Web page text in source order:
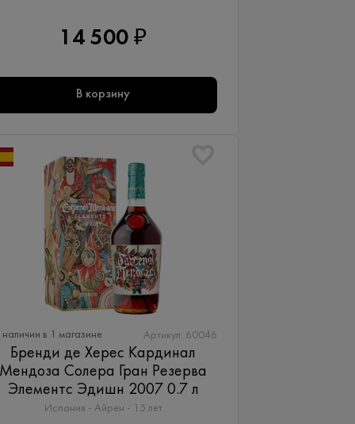
14 500 ₽
В корзину
наличии в 1 магазине Артикул: 60046
Бренди де Херес Кардинал
Мендоза Солера Гран Резерва
Элементс Эдишн 2007 0.7 л
Испания - Айрен - 15 лет